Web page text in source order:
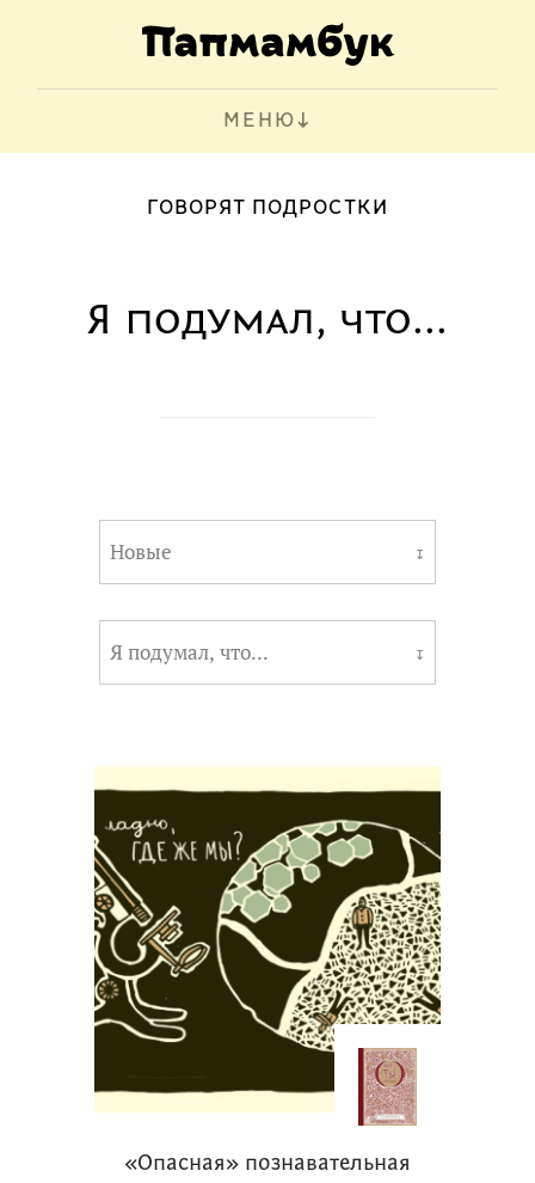
МЕНЮ
ГОВОРЯТ ПОДРОСТКИ
Я подумал, что...
Новые ↧
Я подумал, что... ↧
«Опасная» познавательная